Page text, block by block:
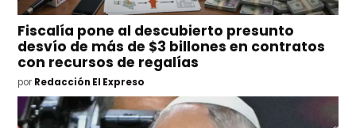
Fiscalía pone al descubierto presunto
desvío de más de $3 billones en contratos
con recursos de regalías
por Redacción El Expreso